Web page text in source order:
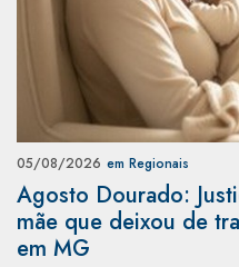
05/08/2026 em Regionais
Agosto Dourado:
mãe que deixou de
em MG